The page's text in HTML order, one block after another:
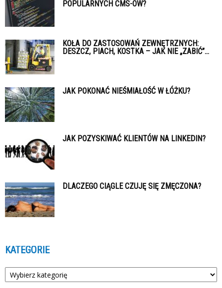
POPULARNYCH CMS-ÓW?
KOŁA DO ZASTOSOWAŃ ZEWNĘTRZNYCH:
DESZCZ, PIACH, KOSTKA – JAK NIE „ZABIĆ”...
JAK POKONAĆ NIEŚMIAŁOŚĆ W ŁÓŻKU?
JAK POZYSKIWAĆ KLIENTÓW NA LINKEDIN?
DLACZEGO CIĄGLE CZUJĘ SIĘ ZMĘCZONA?
KATEGORIE
Kategorie